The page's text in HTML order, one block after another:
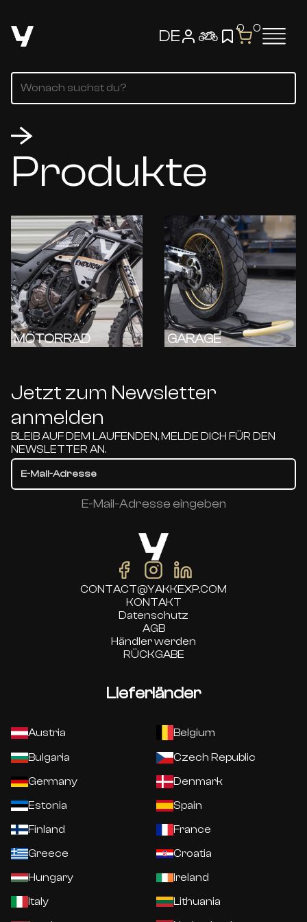
DE 0 0
Produkte
MOTORRAD GARAGE
Jetzt zum Newsletter
anmelden
BLEIB AUF DEM LAUFENDEN, MELDE DICH FÜR DEN
NEWSLETTER AN.
E-Mail-Adresse eingeben
CONTACT@YAKKEXP.COM
KONTAKT
Datenschutz
AGB
Händler werden
RÜCKGABE
Lieferländer
Austria Belgium
Bulgaria
Czech Republic
Germany
Denmark
Estonia
Spain
Finland
France
Greece
Croatia
Hungary
Ireland
Italy
Lithuania